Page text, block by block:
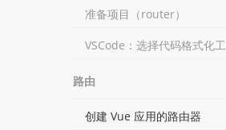
准备项目（router）
VSCode：选择代码格式化
路由
创建 Vue 应用的路由器